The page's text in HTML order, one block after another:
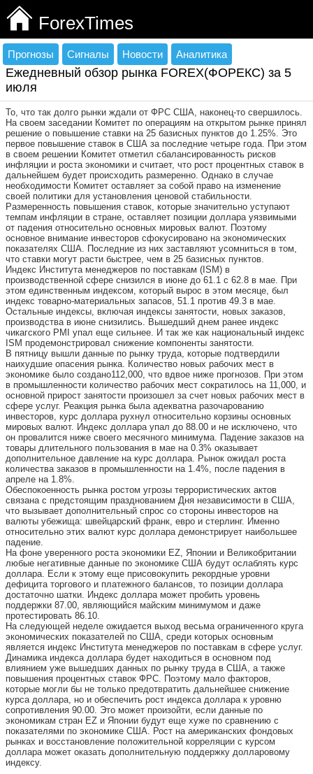
ForexTimes
Прогнозы Сигналы Новости Аналитика
Ежедневный обзор рынка FOREX(ФОРЕКС) за 5
июля
То, что так долго рынки ждали от ФРС США, наконец-то свершилось.
На своем заседании Комитет по операциям на открытом рынке принял
решение о повышение ставки на 25 базисных пунктов до 1.25%. Это
первое повышение ставок в США за последние четыре года. При этом
в своем решении Комитет отметил сбалансированность рисков
инфляции и роста экономики и считает, что рост процентных ставок в
дальнейшем будет происходить размеренно. Однако в случае
необходимости Комитет оставляет за собой право на изменение
своей политики для установления ценовой стабильности.
Размеренность повышения ставок, которые значительно уступают
темпам инфляции в стране, оставляет позиции доллара уязвимыми
от падения относительно основных мировых валют. Поэтому
основное внимание инвесторов сфокусировано на экономических
показателях США. Последние из них заставляют усомниться в том,
что ставки могут расти быстрее, чем в 25 базисных пунктов.
Индекс Института менеджеров по поставкам (ISM) в
производственной сфере снизился в июне до 61.1 с 62.8 в мае. При
этом единственным индексом, который вырос в этом месяце, был
индекс товарно-материальных запасов, 51.1 против 49.3 в мае.
Остальные индексы, включая индексы занятости, новых заказов,
производства в июне снизились. Вышедший днем ранее индекс
чикагского PMI упал еще сильнее. И так же как национальный индекс
ISM продемонстрировал снижение компоненты занятости.
В пятницу вышли данные по рынку труда, которые подтвердили
наихудшие опасения рынка. Количество новых рабочих мест в
экономике было создано112,000, что вдвое ниже прогнозов. При этом
в промышленности количество рабочих мест сократилось на 11,000, и
основной прирост занятости произошел за счет новых рабочих мест в
сфере услуг. Реакция рынка была адекватна разочарованию
инвесторов, курс доллара рухнул относительно корзины основных
мировых валют. Индекс доллара упал до 88.00 и не исключено, что
он провалится ниже своего месячного минимума. Падение заказов на
товары длительного пользования в мае на 0.3% оказывает
дополнительное давление на курс доллара. Рынок ожидал роста
количества заказов в промышленности на 1.4%, после падения в
апреле на 1.8%.
Обеспокоенность рынка ростом угрозы террористических актов
связана с предстоящим празднованием Дня независимости в США,
что вызывает дополнительный спрос со стороны инвесторов на
валюты убежища: швейцарский франк, евро и стерлинг. Именно
относительно этих валют курс доллара демонстрирует наибольшее
падение.
На фоне уверенного роста экономики EZ, Японии и Великобритании
любые негативные данные по экономике США будут ослаблять курс
доллара. Если к этому еще присовокупить рекордные уровни
дефицита торгового и платежного балансов, то позиции доллара
достаточно шатки. Индекс доллара может пробить уровень
поддержки 87.00, являющийся майским минимумом и даже
протестировать 86.10.
На следующей неделе ожидается выход весьма ограниченного круга
экономических показателей по США, среди которых основным
является индекс Института менеджеров по поставкам в сфере услуг.
Динамика индекса доллара будет находиться в основном под
влиянием уже вышедших данных по рынку труда в США, а также
повышения процентных ставок ФРС. Поэтому мало факторов,
которые могли бы не только предотвратить дальнейшее снижение
курса доллара, но и обеспечить рост индекса доллара к уровню
сопротивления 90.00. Это может произойти, если данные по
экономикам стран EZ и Японии будут еще хуже по сравнению с
показателями по экономике США. Рост на американских фондовых
рынках и восстановление положительной корреляции с курсом
доллара может оказать дополнительную поддержку долларовому
индексу.